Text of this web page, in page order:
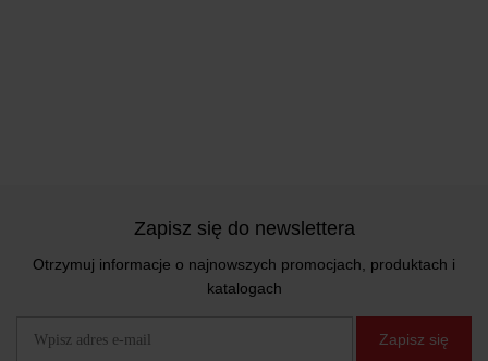
Zapisz się do newslettera
Otrzymuj informacje o najnowszych promocjach, produktach i
katalogach
Zapisz się